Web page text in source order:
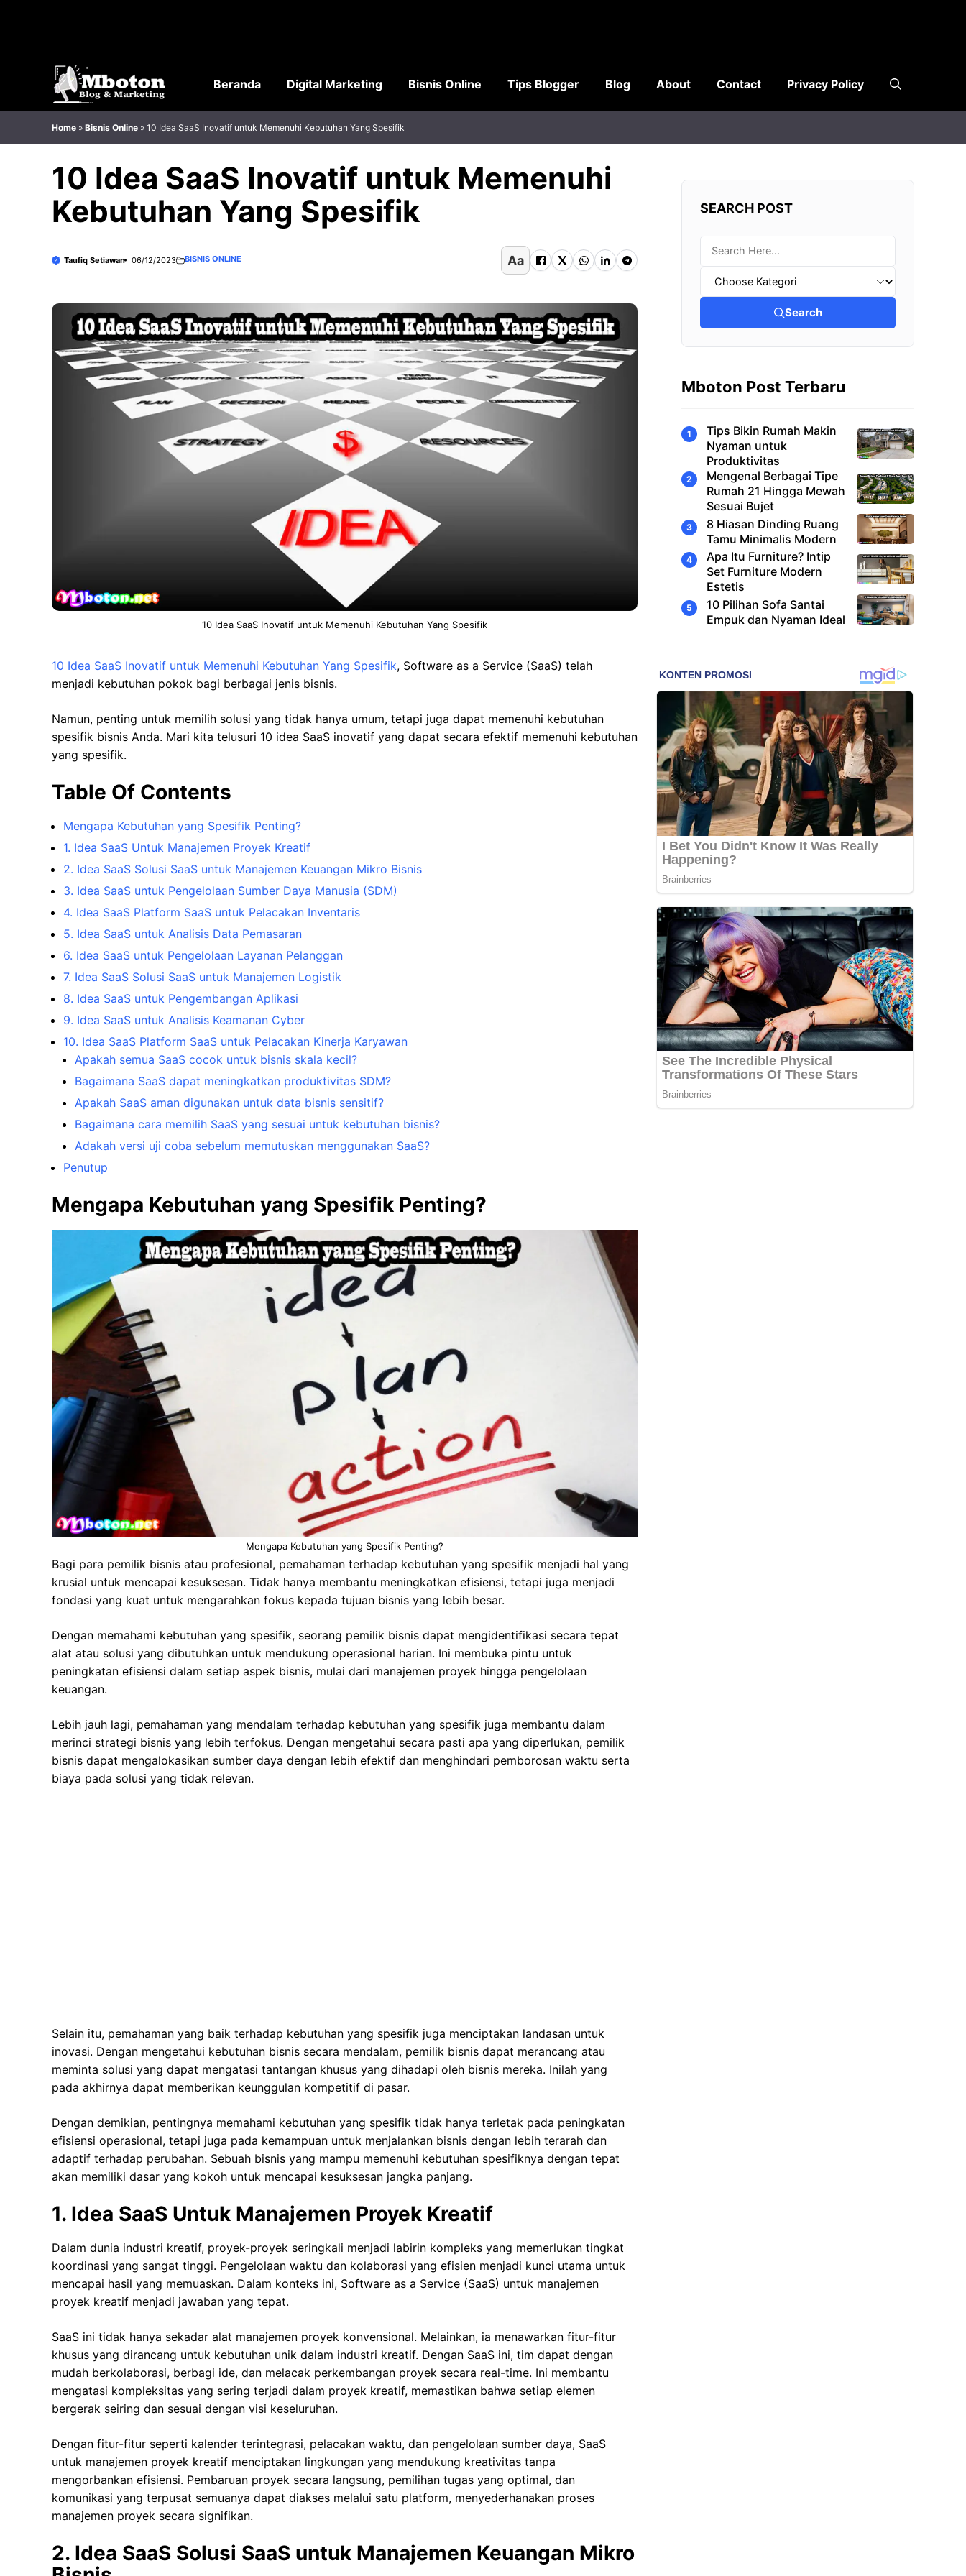
Beranda Digital Marketing Bisnis Online Tips Blogger Blog About Contact Privacy Policy
Home » Bisnis Online » 10 Idea SaaS Inovatif untuk Memenuhi Kebutuhan Yang Spesifik
10 Idea SaaS Inovatif untuk Memenuhi
Kebutuhan Yang Spesifik
Taufiq Setiawan 06/12/2023 BISNIS ONLINE Aa
10 Idea SaaS Inovatif untuk Memenuhi Kebutuhan Yang Spesifik
10 Idea SaaS Inovatif untuk Memenuhi Kebutuhan Yang Spesifik, Software as a Service (SaaS) telah
menjadi kebutuhan pokok bagi berbagai jenis bisnis.
Namun, penting untuk memilih solusi yang tidak hanya umum, tetapi juga dapat memenuhi kebutuhan
spesifik bisnis Anda. Mari kita telusuri 10 idea SaaS inovatif yang dapat secara efektif memenuhi kebutuhan
yang spesifik.
Table Of Contents
Mengapa Kebutuhan yang Spesifik Penting?
1. Idea SaaS Untuk Manajemen Proyek Kreatif
2. Idea SaaS Solusi SaaS untuk Manajemen Keuangan Mikro Bisnis
3. Idea SaaS untuk Pengelolaan Sumber Daya Manusia (SDM)
4. Idea SaaS Platform SaaS untuk Pelacakan Inventaris
5. Idea SaaS untuk Analisis Data Pemasaran
6. Idea SaaS untuk Pengelolaan Layanan Pelanggan
7. Idea SaaS Solusi SaaS untuk Manajemen Logistik
8. Idea SaaS untuk Pengembangan Aplikasi
9. Idea SaaS untuk Analisis Keamanan Cyber
10. Idea SaaS Platform SaaS untuk Pelacakan Kinerja Karyawan
Apakah semua SaaS cocok untuk bisnis skala kecil?
Bagaimana SaaS dapat meningkatkan produktivitas SDM?
Apakah SaaS aman digunakan untuk data bisnis sensitif?
Bagaimana cara memilih SaaS yang sesuai untuk kebutuhan bisnis?
Adakah versi uji coba sebelum memutuskan menggunakan SaaS?
Penutup
Mengapa Kebutuhan yang Spesifik Penting?
Mengapa Kebutuhan yang Spesifik Penting?
Bagi para pemilik bisnis atau profesional, pemahaman terhadap kebutuhan yang spesifik menjadi hal yang
krusial untuk mencapai kesuksesan. Tidak hanya membantu meningkatkan efisiensi, tetapi juga menjadi
fondasi yang kuat untuk mengarahkan fokus kepada tujuan bisnis yang lebih besar.
Dengan memahami kebutuhan yang spesifik, seorang pemilik bisnis dapat mengidentifikasi secara tepat
alat atau solusi yang dibutuhkan untuk mendukung operasional harian. Ini membuka pintu untuk
peningkatan efisiensi dalam setiap aspek bisnis, mulai dari manajemen proyek hingga pengelolaan
keuangan.
Lebih jauh lagi, pemahaman yang mendalam terhadap kebutuhan yang spesifik juga membantu dalam
merinci strategi bisnis yang lebih terfokus. Dengan mengetahui secara pasti apa yang diperlukan, pemilik
bisnis dapat mengalokasikan sumber daya dengan lebih efektif dan menghindari pemborosan waktu serta
biaya pada solusi yang tidak relevan.
Selain itu, pemahaman yang baik terhadap kebutuhan yang spesifik juga menciptakan landasan untuk
inovasi. Dengan mengetahui kebutuhan bisnis secara mendalam, pemilik bisnis dapat merancang atau
meminta solusi yang dapat mengatasi tantangan khusus yang dihadapi oleh bisnis mereka. Inilah yang
pada akhirnya dapat memberikan keunggulan kompetitif di pasar.
Dengan demikian, pentingnya memahami kebutuhan yang spesifik tidak hanya terletak pada peningkatan
efisiensi operasional, tetapi juga pada kemampuan untuk menjalankan bisnis dengan lebih terarah dan
adaptif terhadap perubahan. Sebuah bisnis yang mampu memenuhi kebutuhan spesifiknya dengan tepat
akan memiliki dasar yang kokoh untuk mencapai kesuksesan jangka panjang.
1. Idea SaaS Untuk Manajemen Proyek Kreatif
Dalam dunia industri kreatif, proyek-proyek seringkali menjadi labirin kompleks yang memerlukan tingkat
koordinasi yang sangat tinggi. Pengelolaan waktu dan kolaborasi yang efisien menjadi kunci utama untuk
mencapai hasil yang memuaskan. Dalam konteks ini, Software as a Service (SaaS) untuk manajemen
proyek kreatif menjadi jawaban yang tepat.
SaaS ini tidak hanya sekadar alat manajemen proyek konvensional. Melainkan, ia menawarkan fitur-fitur
khusus yang dirancang untuk kebutuhan unik dalam industri kreatif. Dengan SaaS ini, tim dapat dengan
mudah berkolaborasi, berbagi ide, dan melacak perkembangan proyek secara real-time. Ini membantu
mengatasi kompleksitas yang sering terjadi dalam proyek kreatif, memastikan bahwa setiap elemen
bergerak seiring dan sesuai dengan visi keseluruhan.
Dengan fitur-fitur seperti kalender terintegrasi, pelacakan waktu, dan pengelolaan sumber daya, SaaS
untuk manajemen proyek kreatif menciptakan lingkungan yang mendukung kreativitas tanpa
mengorbankan efisiensi. Pembaruan proyek secara langsung, pemilihan tugas yang optimal, dan
komunikasi yang terpusat semuanya dapat diakses melalui satu platform, menyederhanakan proses
manajemen proyek secara signifikan.
2. Idea SaaS Solusi SaaS untuk Manajemen Keuangan Mikro
SEARCH POST
Search
Mboton Post Terbaru
Tips Bikin Rumah Makin
Nyaman untuk
Produktivitas
Mengenal Berbagai Tipe
Rumah 21 Hingga Mewah
Sesuai Bujet
8 Hiasan Dinding Ruang
Tamu Minimalis Modern
Apa Itu Furniture? Intip
Set Furniture Modern
Estetis
10 Pilihan Sofa Santai
Empuk dan Nyaman Ideal